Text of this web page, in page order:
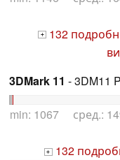
+ 132
3DMark 11 - 3DM11
min: 1067 сред.:
+ 132